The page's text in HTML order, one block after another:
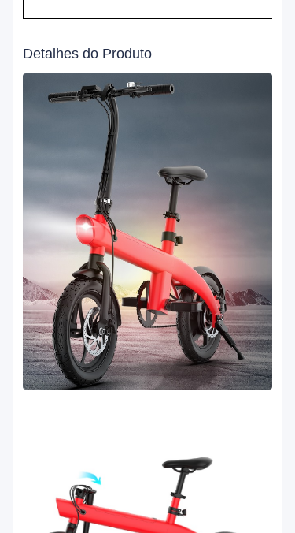
Detalhes do Produto